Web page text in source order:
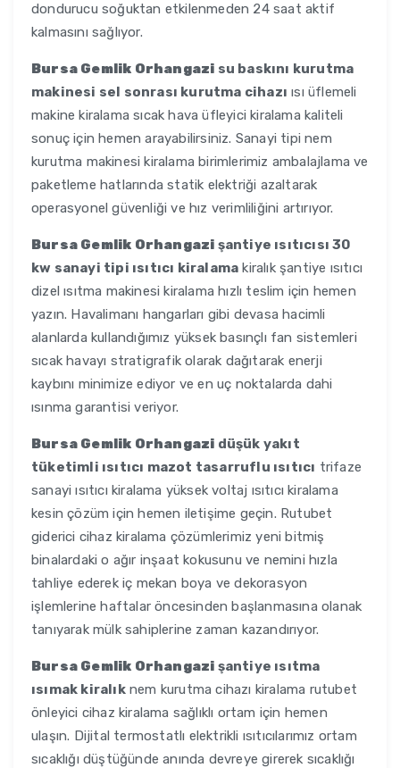
dondurucu soğuktan etkilenmeden 24 saat aktif
kalmasını sağlıyor.
Bursa Gemlik Orhangazi su baskını kurutma
makinesi sel sonrası kurutma cihazı ısı üflemeli
makine kiralama sıcak hava üfleyici kiralama kaliteli
sonuç için hemen arayabilirsiniz. Sanayi tipi nem
kurutma makinesi kiralama birimlerimiz ambalajlama ve
paketleme hatlarında statik elektriği azaltarak
operasyonel güvenliği ve hız verimliliğini artırıyor.
Bursa Gemlik Orhangazi şantiye ısıtıcısı 30
kw sanayi tipi ısıtıcı kiralama kiralık şantiye ısıtıcı
dizel ısıtma makinesi kiralama hızlı teslim için hemen
yazın. Havalimanı hangarları gibi devasa hacimli
alanlarda kullandığımız yüksek basınçlı fan sistemleri
sıcak havayı stratigrafik olarak dağıtarak enerji
kaybını minimize ediyor ve en uç noktalarda dahi
ısınma garantisi veriyor.
Bursa Gemlik Orhangazi düşük yakıt
tüketimli ısıtıcı mazot tasarruflu ısıtıcı trifaze
sanayi ısıtıcı kiralama yüksek voltaj ısıtıcı kiralama
kesin çözüm için hemen iletişime geçin. Rutubet
giderici cihaz kiralama çözümlerimiz yeni bitmiş
binalardaki o ağır inşaat kokusunu ve nemini hızla
tahliye ederek iç mekan boya ve dekorasyon
işlemlerine haftalar öncesinden başlanmasına olanak
tanıyarak mülk sahiplerine zaman kazandırıyor.
Bursa Gemlik Orhangazi şantiye ısıtma
ısımak kiralıknem kurutma cihazı kiralama rutubet
önleyici cihaz kiralama sağlıklı ortam için hemen
ulaşın. Dijital termostatlı elektrikli ısıtıcılarımız ortam
sıcaklığı düştüğünde anında devreye girerek sıcaklığı